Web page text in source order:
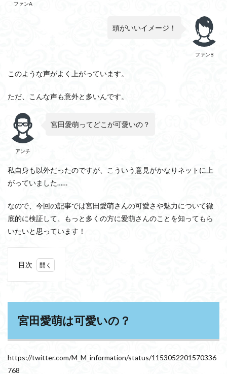
ファンA
ファンB
頭がいいイメージ！
このような声がよく上がっています。
ただ、こんな声も意外と多いんです。
アンチ
宮田愛萌ってどこが可愛いの？
私自身も以外だったのですが、こういう意見がかなりネットに上
がっていました……
なので、今回の記事では宮田愛萌さんの可愛さや魅力について徹
底的に検証して、もっと多くの方に愛萌さんのことを知ってもら
いたいと思っています！
目次
愛い
の？
2
愛萌
はな
宮田愛萌は可愛いの？
https://twitter.com/M_M_information/status/1153052201570336
768